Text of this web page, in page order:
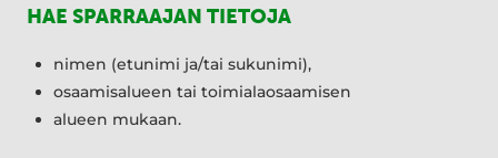
HAE SPARRAAJAN TIETOJA
nimen (etunimi ja/tai sukunimi),
osaamisalueen tai toimialaosaamisen
alueen mukaan.